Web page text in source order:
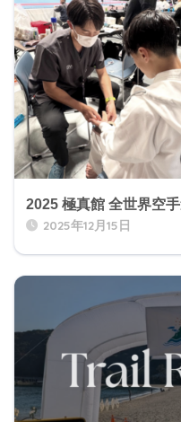
2025 極真館 全世界空
2025年12月15日